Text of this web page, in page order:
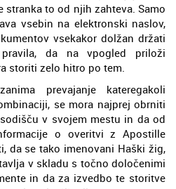
stranka to od njih zahteva. Samo
vsebin na elektronski naslov,
vsekakor dolžan držati
pravila, da na vpogled priloži
storiti zelo hitro po tem.
prevajanje kateregakoli
se mora najprej obrniti
v svojem mestu in da od
o overitvi z Apostille
da se tako imenovani Haški žig,
v skladu s točno določenimi
in da za izvedbo te storitve